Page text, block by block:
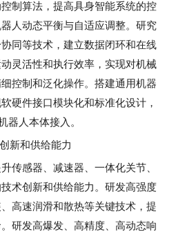
制算法，提高具身智能系统的控
人动态平衡与自适应调整。研究
同等技术，建立数据闭环和在线
灵活性和执行效率，实现对机械
控制和泛化操作。搭建通用机器
硬件接口模块化和标准化设计，
器人本体接入。
新和供给能力
感器、减速器、一体化关节、
术创新和供给能力。研发高强度
高速润滑和散热等关键技术，提
研发高爆发、高精度、高动态响